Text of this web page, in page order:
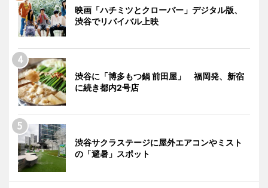
映画「ハチミツとクローバー」デジタル版、
渋谷でリバイバル上映
渋谷に「博多もつ鍋 前田屋」 福岡発、新宿
に続き都内2号店
渋谷サクラステージに屋外エアコンやミスト
の「避暑」スポット